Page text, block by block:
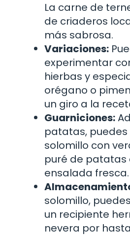
La carne de
de criaderos
más sabrosa.
Variaciones:
experimentar
hierbas y
orégano o
un giro a la
Guarniciones:
patatas,
solomillo con
puré de patatas
ensalada fresca.
solomillo,
un recipiente
nevera por